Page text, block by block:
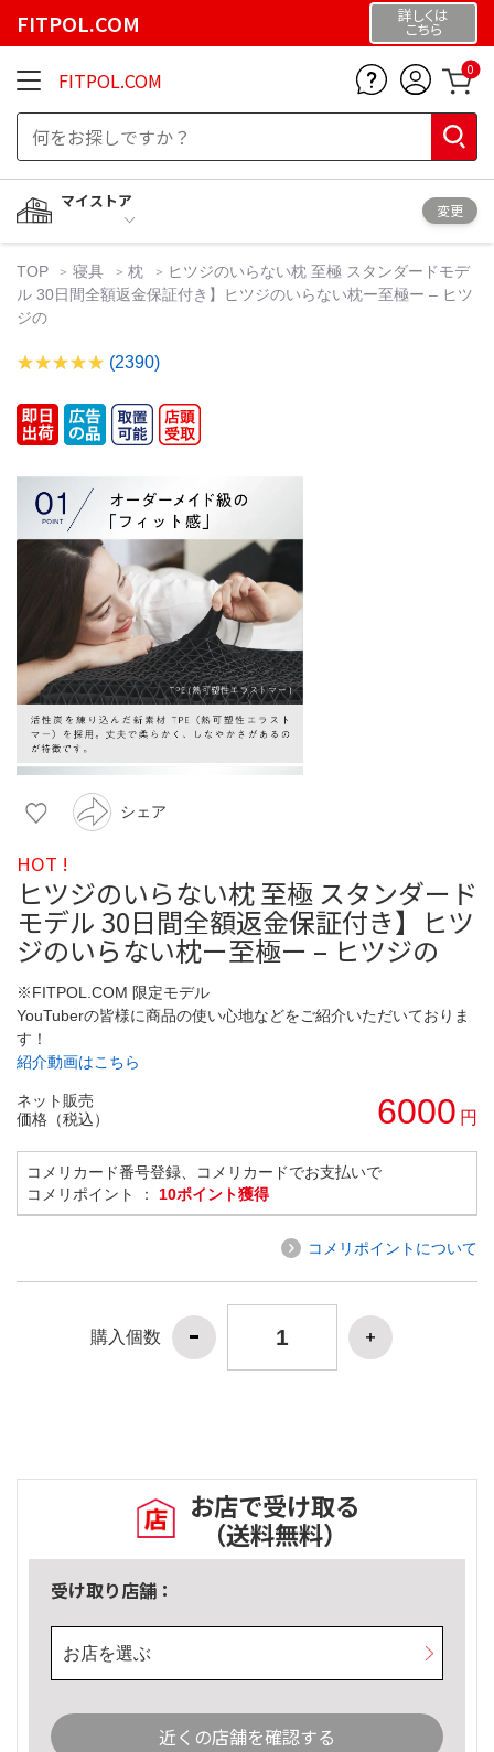
FITPOL.COM 詳しくは
こちら
FITPOL.COM 0
マイストア
変更
TOP 寝具 枕
ヒツジのいらない枕 至極 スタンダードモデ
ル 30日間全額返金保証付き】ヒツジのいらない枕ー至極ー – ヒツ
ジの
(2390)
シェア
HOT !
ヒツジのいらない枕 至極 スタンダード
モデル 30日間全額返金保証付き】ヒツ
ジのいらない枕ー至極ー – ヒツジの
※FITPOL.COM 限定モデル
YouTuberの皆様に商品の使い心地などをご紹介いただいておりま
す！
紹介動画はこちら
ネット販売
価格（税込）
6000 円
コメリカード番号登録、コメリカードでお支払いで
コメリポイント ： 10ポイント獲得
コメリポイントについて
購入個数
お店で受け取る
（送料無料）
受け取り店舗：
お店を選ぶ
近くの店舗を確認する